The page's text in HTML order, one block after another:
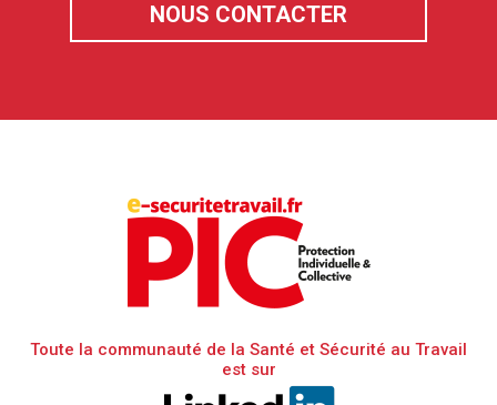
NOUS CONTACTER
Toute la communauté de la Santé et Sécurité au Travail
est sur